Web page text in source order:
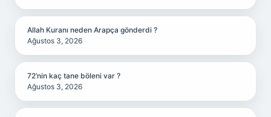
Allah Kuranı neden Arapça gönderdi ?
Ağustos 3, 2026
72’nin kaç tane böleni var ?
Ağustos 3, 2026